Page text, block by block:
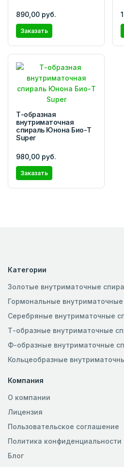
890,00 руб.
Заказать
Т-образная
внутриматочная
спираль Юнона Био-Т
Super
980,00 руб.
Заказать
Категории
Золотые внутриматочные
Гормональные
Серебряные внутриматочные
Т-образные внутриматочные
Ф-образные внутриматочные
Кольцеобразные
Компания
О компании
Лицензия
Пользовательское соглашение
Политика конфиденциальности
Блог